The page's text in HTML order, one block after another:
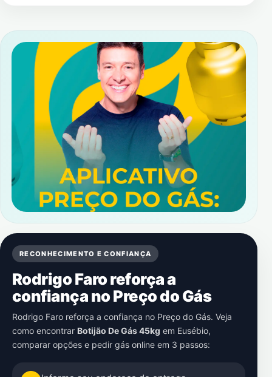
RECONHECIMENTO E CONFIANÇA
Rodrigo Faro reforça a
confiança no Preço do Gás
Rodrigo Faro reforça a confiança no Preço do Gás. Veja
como encontrar Botijão De Gás 45kg em Eusébio,
comparar opções e pedir gás online em 3 passos: